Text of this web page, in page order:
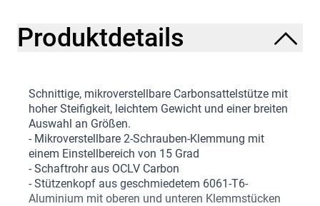
Produktdetails
Schnittige, mikroverstellbare Carbonsattelstütze mit
hoher Steifigkeit, leichtem Gewicht und einer breiten
Auswahl an Größen.
- Mikroverstellbare 2-Schrauben-Klemmung mit
einem Einstellbereich von 15 Grad
- Schaftrohr aus OCLV Carbon
- Stützenkopf aus geschmiedetem 6061-T6-
Aluminium mit oberen und unteren Klemmstücken